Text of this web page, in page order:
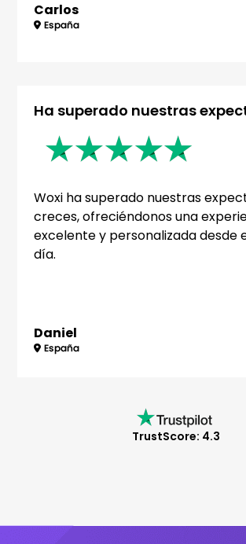
Carlos
Ha superado nuestras
Woxi ha superado nuestras
creces, ofreciéndonos una
excelente y personalizada desde
día.
Daniel
TrustScore: 4.3